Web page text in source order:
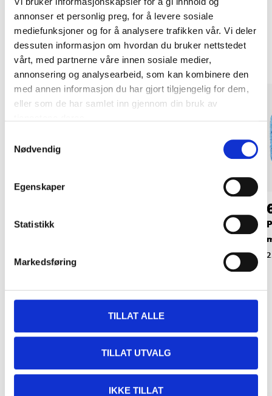
annonser et personlig preg, for å levere sosiale
mediefunksjoner og for å analysere trafikken vår. Vi deler
dessuten informasjon om hvordan du bruker nettstedet
vårt, med partnerne våre innen sosiale medier,
annonsering og analysearbeid, som kan kombinere den
med annen informasjon du har gjort tilgjengelig for dem,
eller som de har samlet inn gjennom din bruk av
Nødvendig
Egenskaper
Statistikk
Markedsføring
TILLAT ALLE
TILLAT UTVALG
IKKE TILLAT
Andre kunder har også kjøpt
Presenningsline, 10
Presenningsline, 6
Relaterte produkter